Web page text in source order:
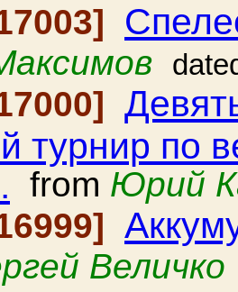
турнир по
from Юрий
Величко